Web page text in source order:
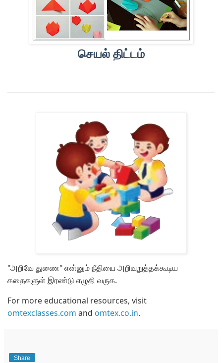
செயல் திட்டம்
"அறிவே துணை" என்னும் நீதியை அறிவுறுத்தக்கூடிய
கதைகளுள் இரண்டு எழுதி வருக.
For more educational resources, visit
omtexclasses.com and omtex.co.in.
Share